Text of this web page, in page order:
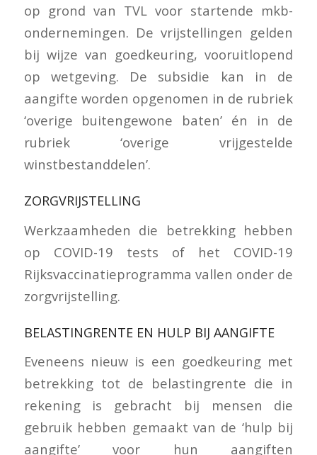
op grond van TVL voor startende mkb-
ondernemingen. De vrijstellingen gelden
bij wijze van goedkeuring, vooruitlopend
op wetgeving. De subsidie kan in de
aangifte worden opgenomen in de rubriek
‘overige buitengewone baten’ én in de
rubriek ‘overige vrijgestelde
winstbestanddelen’.
ZORGVRIJSTELLING
Werkzaamheden die betrekking hebben
op COVID-19 tests of het COVID-19
Rijksvaccinatieprogramma vallen onder de
zorgvrijstelling.
BELASTINGRENTE EN HULP BIJ AANGIFTE
Eveneens nieuw is een goedkeuring met
betrekking tot de belastingrente die in
rekening is gebracht bij mensen die
gebruik hebben gemaakt van de ‘hulp bij
aangifte’ voor hun aangiften